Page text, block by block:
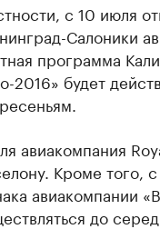
с 10 июля
Салоники
программа
2016» будет
авиакомпания
Кроме того,
авиакомпании
до